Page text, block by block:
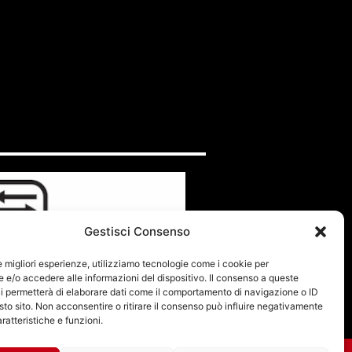
Gestisci Consenso
migliori esperienze, utilizziamo tecnologie come i cookie per
e/o accedere alle informazioni del dispositivo. Il consenso a queste
permetterà di elaborare dati come il comportamento di navigazione o ID
sito. Non acconsentire o ritirare il consenso può influire negativamente
e funzioni.